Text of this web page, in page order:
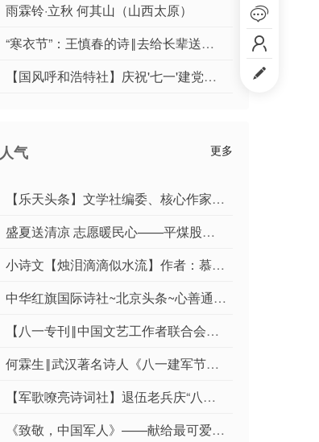
雨霖铃·立秋 何其山（山西太原）
“寒衣节”：王慎春的诗‖去给长辈送寒衣
【国风呼和浩特社】庆祝'七一'建党节专刊
人气 更多
【乐天头条】文学社编委、核心作家于宾先生精品//鹧鸪天•铁军魂（词林正韵）
盛夏送清凉 志愿暖民心——平煤股份四矿孙刚爱心联盟开展夏季便民志愿服务活动
小诗文【烛泪滴滴似水流】作者：慕夏卿卿/编辑制作：烟雨蒙蒙
中华红旗国际诗社~北京头条~心善通天:作者/雨下罗加:朗诵/边城
【八一专刊‖中国文艺工作者联合会会刊《百花园地》特刊‖军旅诗人作家（悠然云霄）张春联先生醉美古风长诗‖墨脱自古竞风流，曲曲颂歌唱边城】荐赏
何霖生‖武汉著名诗人《八一建军节》特刊【新时代作家文苑】2026第60期 （专辑 5）
【军歌嘹亮诗词社】退伍老兵庆“八一”*2026年综合刊第17期
《致敬，中国军人》——献给最可爱的人作者：暖心合诵：于浩，依笑


